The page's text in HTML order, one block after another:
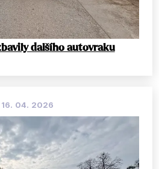
dalšího autovraku
16. 04. 2026